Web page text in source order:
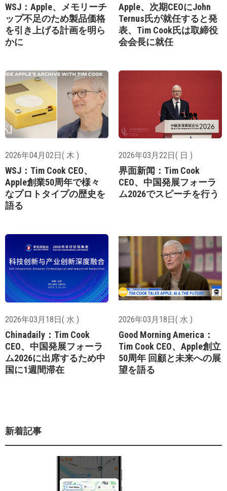
WSJ：Apple、メモリーチ
ップ不足のため製品価格
を引き上げる計画を明ら
かに
Apple、次期CEOにJohn
Ternus氏が就任すると発
表、Tim Cook氏は取締役
会会長に就任
2026年04月02日( 木 )
WSJ：Tim Cook CEO、
Apple創業50周年で様々
なプロトタイプの歴史を
語る
2026年03月22日( 日 )
界面新闻：Tim Cook
CEO、中国発展フォーラ
ム2026でスピーチを行う
2026年03月18日( 水 )
Chinadaily：Tim Cook
CEO、中国発展フォーラ
ム2026に出席するため中
国に1週間滞在
2026年03月18日( 水 )
Good Morning America：
Tim Cook CEO、Apple創立
50周年 回顧と未来への展
望を語る
新着記事